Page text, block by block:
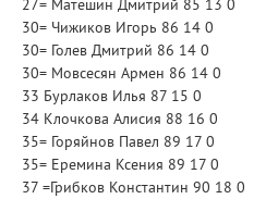
27= Матешин Дмитрий 85 13 0
30= Чижиков Игорь 86 14 0
30= Голев Дмитрий 86 14 0
30= Мовсесян Армен 86 14 0
33 Бурлаков Илья 87 15 0
34 Клочкова Алисия 88 16 0
35= Горяйнов Павел 89 17 0
35= Еремина Ксения 89 17 0
37 =Грибков Константин 90 18 0